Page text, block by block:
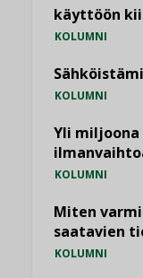
käyttöön
KOLUMNI
KOLUMNI
Yli
KOLUMNI
Miten
saatavien
KOLUMNI